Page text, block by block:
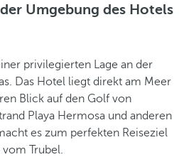
Umgebung des Hotels
privilegierten Lage an der
Das Hotel liegt direkt am Meer
Blick auf den Golf von
Playa Hermosa und anderen
es zum perfekten Reiseziel
Trubel.